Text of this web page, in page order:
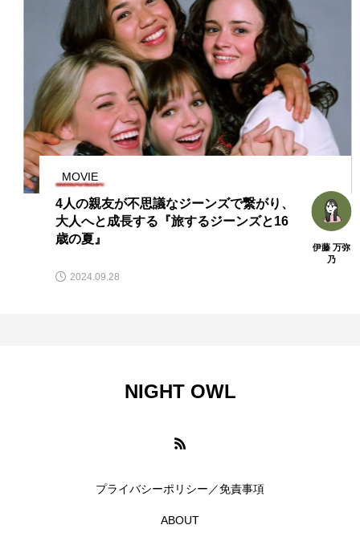
MOVIE
4人の親友が不思議なジーンズで繋がり、
大人へと成長する『旅するジーンズと16
歳の夏』
伊藤 万弥
乃
2024.09.28
NIGHT OWL
プライバシーポリシー／免責事項
ABOUT